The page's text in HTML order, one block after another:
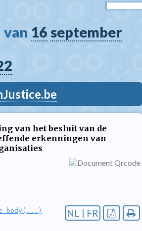
van 16 september
van het besluit van de
erkenningen van
NL | FR